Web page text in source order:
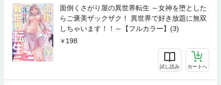
面倒くさがり屋の異世界転生 ～女神を堕とした
らご褒美ザックザク！ 異世界で好き放題に無双
しちゃいます！！～【フルカラー】(3)
198
試し読み カートへ